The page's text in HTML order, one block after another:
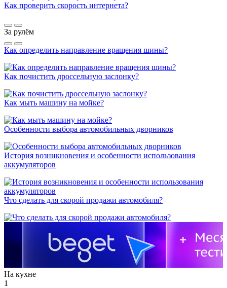
Как проверить скорость интернета?
За рулём
Как определить направление вращения шины?
Как почистить дроссельную заслонку?
Как мыть машину на мойке?
Особенности выбора автомобильных дворников
История возникновения и особенности использования
аккумуляторов
Что сделать для скорой продажи автомобиля?
На кухне
1